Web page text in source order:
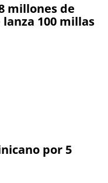
millones de
100 millas
por 5